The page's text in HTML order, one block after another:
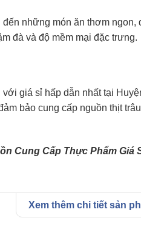
những món ăn thơm
đà và độ mềm mại đặc trưng.
giá sỉ hấp dẫn nhất tại
bảo cung cấp nguồn thịt
Cung Cấp Thực Phẩm Giá
của các nhà hàng, quán
Xem thêm chi tiết sản